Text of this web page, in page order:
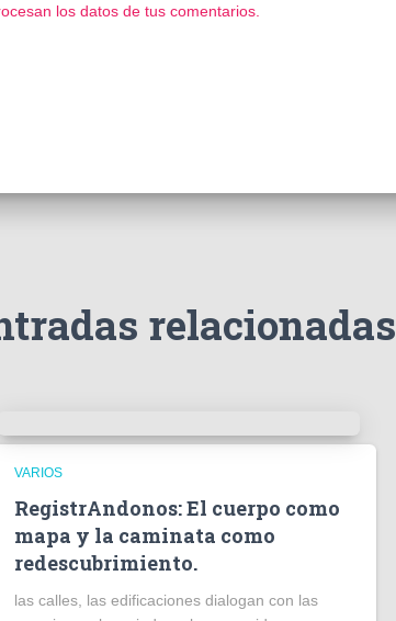
los datos de tus comentarios.
relacionadas
VARIOS
RegistrAndonos: El cuerpo como
mapa y la caminata como
redescubrimiento.
las calles, las edificaciones dialogan con las